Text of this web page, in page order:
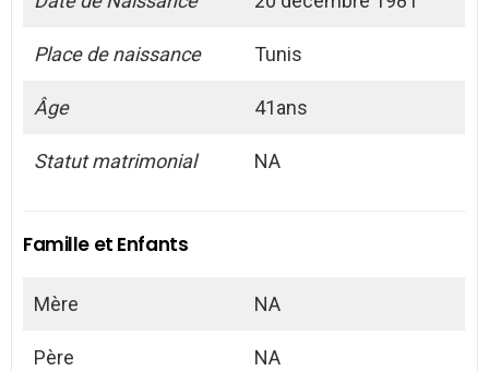
Place de naissance Tunis
Âge 41ans
Statut matrimonial NA
Famille et Enfants
Mère NA
Père NA